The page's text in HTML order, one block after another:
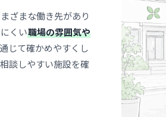
ざまな働き先があり
くい職場の雰囲気や
じて確かめやすくし
談しやすい施設を確